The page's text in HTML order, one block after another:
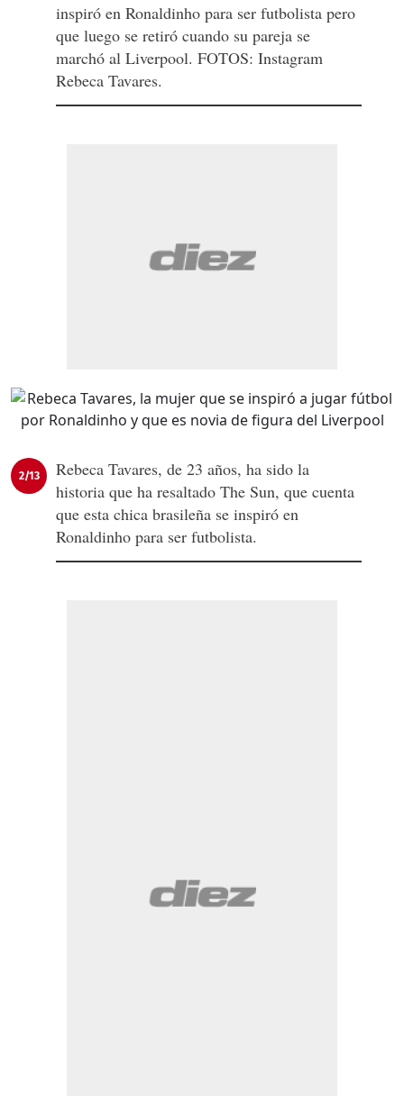
inspiró en Ronaldinho para ser futbolista pero
que luego se retiró cuando su pareja se
marchó al Liverpool. FOTOS: Instagram
Rebeca Tavares.
2/13
Rebeca Tavares, de 23 años, ha sido la
historia que ha resaltado The Sun, que cuenta
que esta chica brasileña se inspiró en
Ronaldinho para ser futbolista.